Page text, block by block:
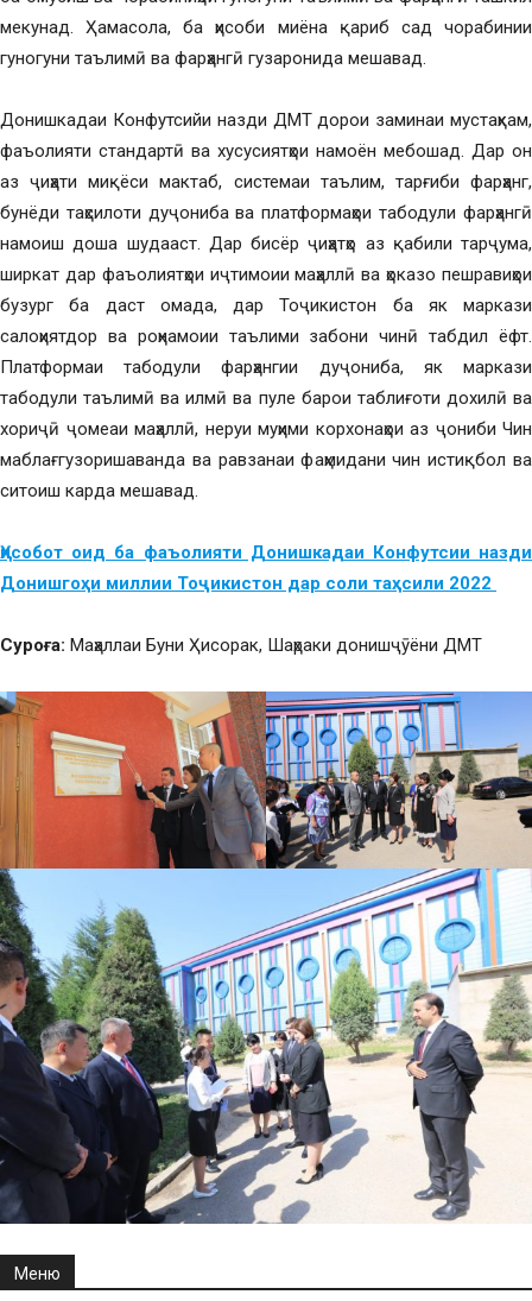
мекунад. Ҳамасола, ба ҳисоби миёна қариб сад чорабинии
гуногуни таълимӣ ва фарҳангӣ гузаронида мешавад.
Донишкадаи Конфутсийи назди ДМТ дорои заминаи мустаҳкам,
фаъолияти стандартӣ ва хусусиятҳои намоён мебошад. Дар он
аз ҷиҳати миқёси мактаб, системаи таълим, тарғиби фарҳанг,
бунёди таҳсилоти дуҷониба ва платформаҳои табодули фарҳангӣ
намоиш доша шудааст. Дар бисёр ҷиҳатҳо аз қабили тарҷума,
ширкат дар фаъолиятҳои иҷтимоии маҳаллӣ ва ҳоказо пешравиҳои
бузург ба даст омада, дар Тоҷикистон ба як маркази
салоҳиятдор ва роҳнамоии таълими забони чинӣ табдил ёфт.
Платформаи табодули фарҳангии дуҷониба, як маркази
табодули таълимӣ ва илмӣ ва пуле барои таблиғоти дохилӣ ва
хориҷӣ ҷомеаи маҳаллӣ, неруи муҳими корхонаҳои аз ҷониби Чин
маблағгузоришаванда ва равзанаи фаҳмидани чин истиқбол ва
ситоиш карда мешавад.
Ҳисобот оид ба фаъолияти Донишкадаи Конфутсии назди
Донишгоҳи миллии Тоҷикистон дар соли таҳсили 2022
Суроға: Маҳаллаи Буни Ҳисорак, Шаҳраки донишҷӯёни ДМТ
Меню